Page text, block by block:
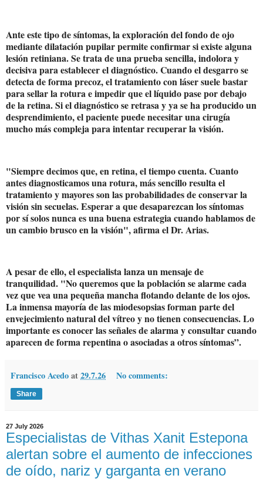
Ante este tipo de síntomas, la exploración del fondo de ojo
mediante dilatación pupilar permite confirmar si existe alguna
lesión retiniana. Se trata de una prueba sencilla, indolora y
decisiva para establecer el diagnóstico. Cuando el desgarro se
detecta de forma precoz, el tratamiento con láser suele bastar
para sellar la rotura e impedir que el líquido pase por debajo
de la retina. Si el diagnóstico se retrasa y ya se ha producido un
desprendimiento, el paciente puede necesitar una cirugía
mucho más compleja para intentar recuperar la visión.
"Siempre decimos que, en retina, el tiempo cuenta. Cuanto
antes diagnosticamos una rotura, más sencillo resulta el
tratamiento y mayores son las probabilidades de conservar la
visión sin secuelas. Esperar a que desaparezcan los síntomas
por sí solos nunca es una buena estrategia cuando hablamos de
un cambio brusco en la visión", afirma el Dr. Arias.
A pesar de ello, el especialista lanza un mensaje de
tranquilidad. "No queremos que la población se alarme cada
vez que vea una pequeña mancha flotando delante de los ojos.
La inmensa mayoría de las miodesopsias forman parte del
envejecimiento natural del vítreo y no tienen consecuencias. Lo
importante es conocer las señales de alarma y consultar cuando
aparecen de forma repentina o asociadas a otros síntomas”.
Francisco Acedoat29.7.26 No comments:
Share
27 July 2026
Especialistas de Vithas Xanit Estepona
alertan sobre el aumento de infecciones
de oído, nariz y garganta en verano